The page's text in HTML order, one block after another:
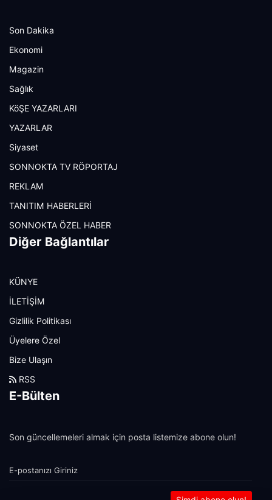
Son Dakika
Ekonomi
Magazin
Sağlık
KöŞE YAZARLARI
YAZARLAR
Siyaset
SONNOKTA TV RÖPORTAJ
REKLAM
TANITIM HABERLERİ
SONNOKTA ÖZEL HABER
Diğer Bağlantılar
KÜNYE
İLETİŞİM
Gizlilik Politikası
Üyelere Özel
Bize Ulaşın
RSS
E-Bülten
Son güncellemeleri almak için posta listemize abone olun!